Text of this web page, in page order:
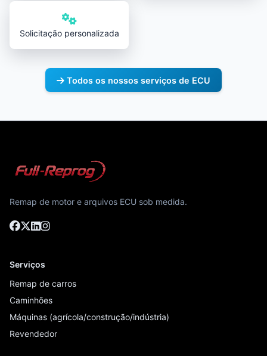
Solicitação personalizada
Todos os nossos serviços de ECU
Remap de motor e arquivos ECU sob medida.
Serviços
Remap de carros
Caminhões
Máquinas (agrícola/construção/indústria)
Revendedor